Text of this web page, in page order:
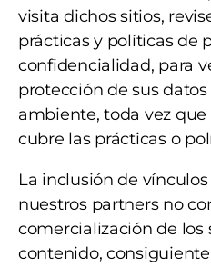
visita dichos sitios,
prácticas y políticas de
confidencialidad, para
protección de sus
ambiente, toda vez
cubre las prácticas o
La inclusión de
nuestros partners no
comercialización de los
contenido,